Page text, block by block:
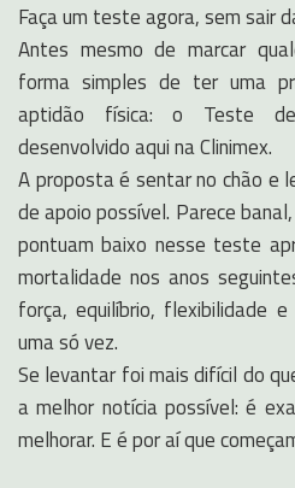
Faça um teste agora, sem sair
Antes mesmo de marcar
forma simples de ter uma
aptidão física: o Teste
desenvolvido aqui na Clinimex.
A proposta é sentar no chão e
de apoio possível. Parece
pontuam baixo nesse teste
mortalidade nos anos
força, equilíbrio, flexibilidade
uma só vez.
Se levantar foi mais difícil do
a melhor notícia possível: é
melhorar. E é por aí que